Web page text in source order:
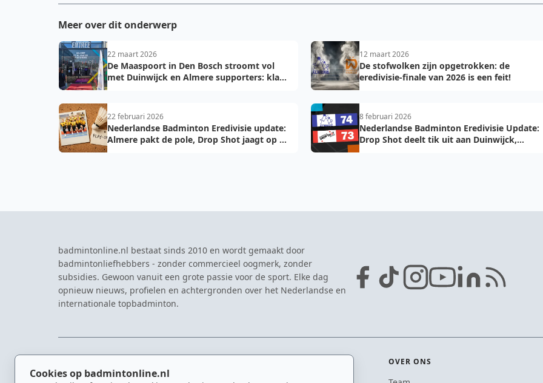
Cookies op badmintonline.nl
Meer over dit onderwerp
22 maart 2026
De Maaspoort in Den Bosch stroomt vol
met Duinwijck en Almere supporters: klaar
12 maart 2026
De stofwolken zijn opgetrokken: de
eredivisie-finale van 2026 is een feit!
22 februari 2026
Nederlandse Badminton Eredivisie update:
Almere pakt de pole, Drop Shot jaagt op de
8 februari 2026
Nederlandse Badminton Eredivisie Update:
Drop Shot deelt tik uit aan Duinwijck,
badmintonline.nl bestaat sinds 2010 en wordt gemaakt door
badmintonliefhebbers - zonder commercieel oogmerk, zonder
subsidies. Gewoon vanuit een grote passie voor de sport. Elke dag
opnieuw nieuws, profielen en achtergronden over het Nederlandse en
internationale topbadminton.
OVER ONS